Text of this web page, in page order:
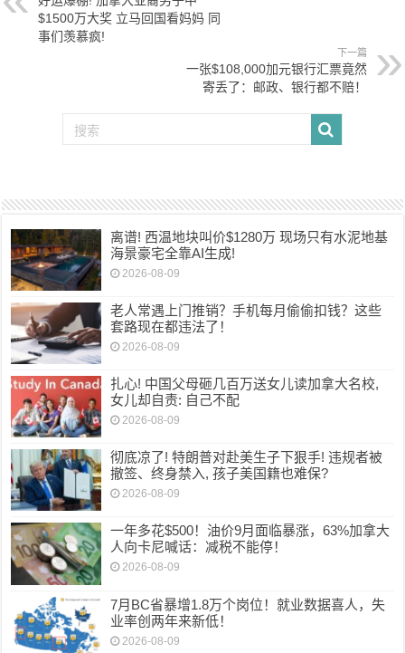
$1500万大奖 立马回国看妈妈 同
事们羡慕疯!
下一篇
一张$108,000加元银行汇票竟然
寄丢了：邮政、银行都不赔！
离谱! 西温地块叫价$1280万 现场只有水泥地基
海景豪宅全靠AI生成!
2026-08-09
老人常遇上门推销？手机每月偷偷扣钱？这些
套路现在都违法了！
2026-08-09
扎心! 中国父母砸几百万送女儿读加拿大名校,
女儿却自责: 自己不配
2026-08-09
彻底凉了! 特朗普对赴美生子下狠手! 违规者被
撤签、终身禁入, 孩子美国籍也难保?
2026-08-09
一年多花$500！油价9月面临暴涨，63%加拿大
人向卡尼喊话：减税不能停！
2026-08-09
7月BC省暴增1.8万个岗位！就业数据喜人，失
业率创两年来新低！
2026-08-09